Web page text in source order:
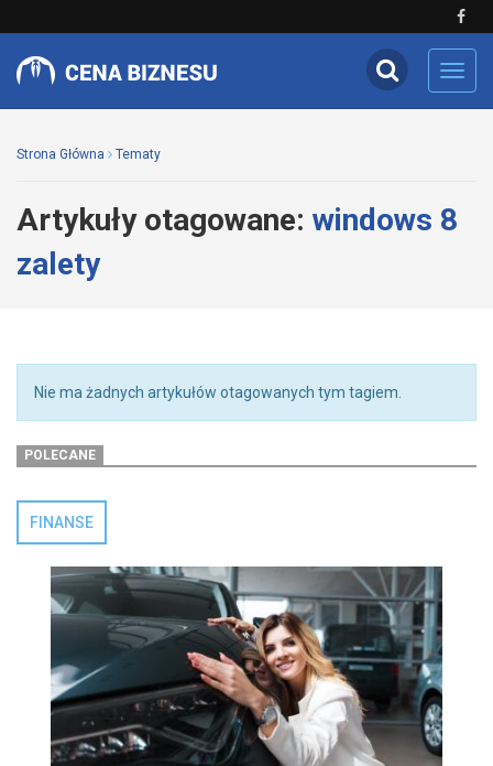
Strona Główna Tematy
Artykuły otagowane: windows 8
zalety
Nie ma żadnych artykułów otagowanych tym tagiem.
POLECANE
FINANSE